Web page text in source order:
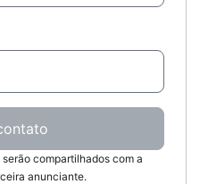
compartilhados com a
anunciante.